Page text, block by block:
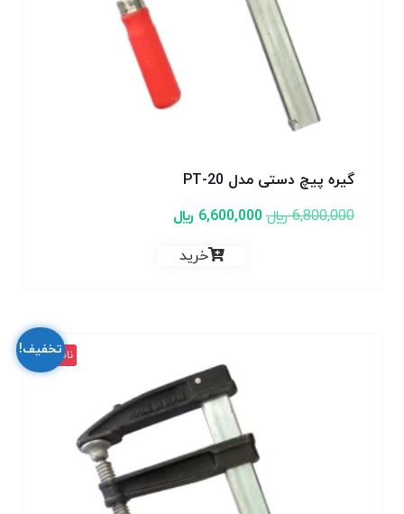
گیره پیچ دستی مدل PT-20
6,800,000 ﷼ 6,600,000 ﷼
خرید
تخفیف!
ناموجود